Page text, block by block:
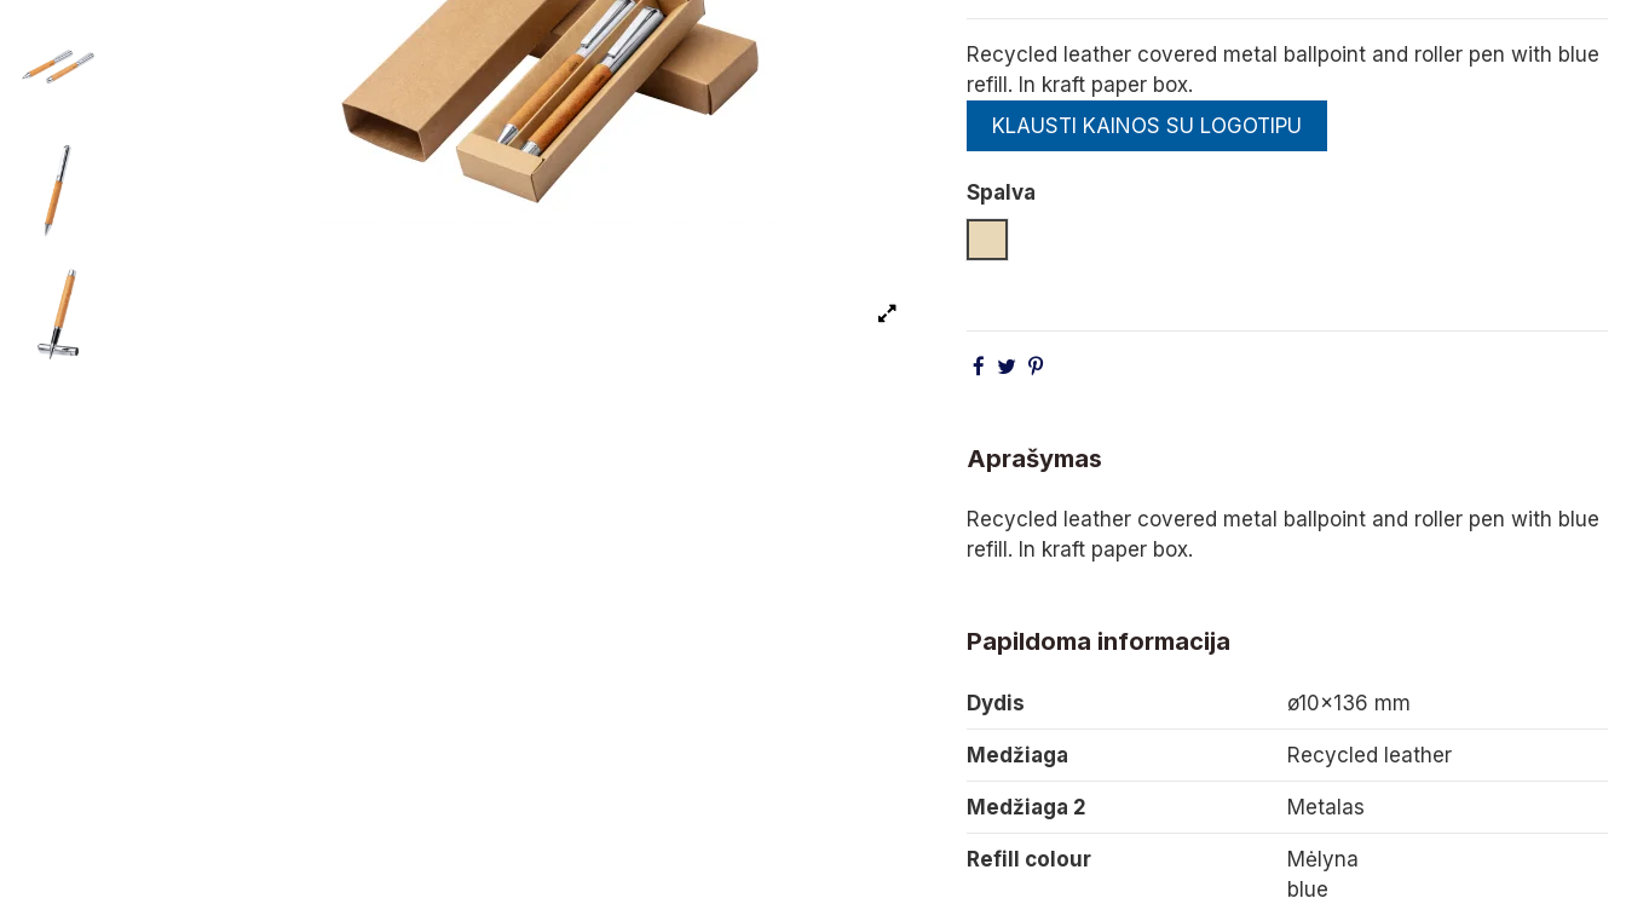
Recycled leather covered metal ballpoint and roller pen with blue
refill. In kraft paper box.
KLAUSTI KAINOS SU LOGOTIPU
Spalva
Aprašymas
Recycled leather covered metal ballpoint and roller pen with blue
refill. In kraft paper box.
Papildoma informacija
Dydis ø10×136 mm
Medžiaga Recycled leather
Medžiaga 2 Metalas
Refill colour
Mėlyna
blue